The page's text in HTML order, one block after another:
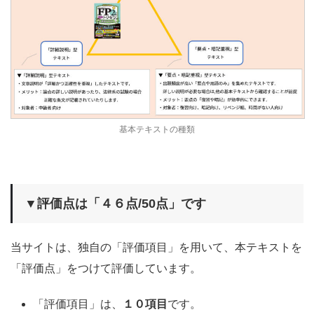
基本テキストの種類
▼評価点は「４６点/50点」です
当サイトは、独自の「評価項目」を用いて、本テキストを
「評価点」をつけて評価しています。
「評価項目」は、 １０項目 です。